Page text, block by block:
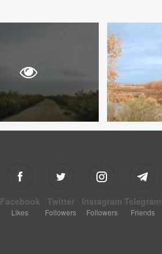
Facebook
Likes
Twitter
Followers
Instagram
Followers
Telegram
Friends